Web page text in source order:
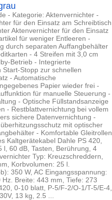
- Kategorie: Aktenvernichter -
für den Einsatz am Schreibtisch
Aktenvernichter für den Einsatz
für weniger Entleeren -
durch separaten Auffangbehälter
- 4 Streifen mit 3,0 cm
Betrieb - Integrierte
Stopp zur schnellen
- Automatische
Papier wieder frei -
für manuelle Steuerung -
- Optische Füllstandsanzeige
- Restblattvernichtung bei vollem
sichere Datenvernichtung -
mit optischer
- Komfortable Gleitrollen
Kaltgerätekabel Dahle PS 420,
l, 60 dB, Tasten, Berührung, 4
Typ: Kreuzschreddern,
Korbvolumen: 25 l.
350 W, AC Eingangsspannung:
Breite: 443 mm, Tiefe: 273
0-10 blatt, P-5/F-2/O-1/T-5/E-4,
13 kg, 2.5 ...